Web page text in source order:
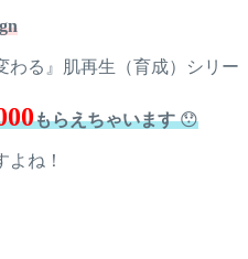
わる』肌再生（育成）シリー
もらえちゃいます😯
よね！